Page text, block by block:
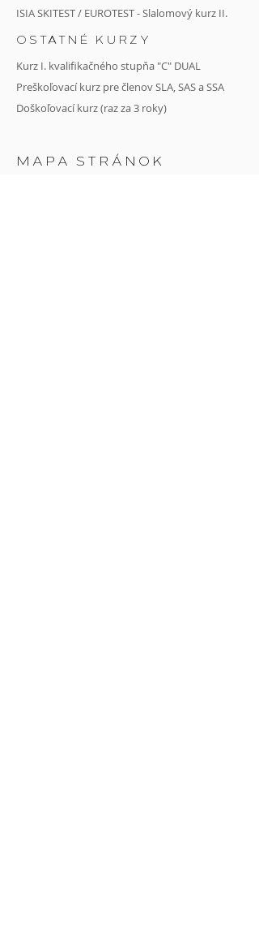
ISIA SKITEST / EUROTEST - Slalomový kurz II.
OSTATNÉ KURZY
Kurz I. kvalifikačného stupňa "C" DUAL
Preškoľovací kurz pre členov SLA, SAS a SSA
Doškoľovací kurz (raz za 3 roky)
MAPA STRÁNOK